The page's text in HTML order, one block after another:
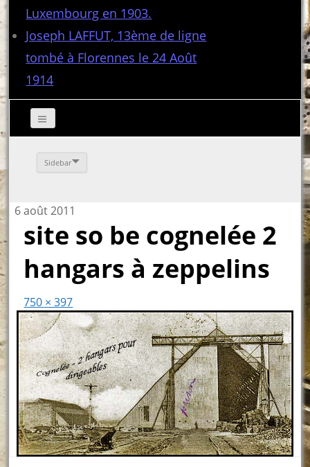
Luxembourg en 1903.
Joseph LAFFUT, 13ème de ligne
tombé à Florennes le 24 Août
1914
Sidebar
6 août 2011
site so be cognelée 2
hangars à zeppelins
750 × 397